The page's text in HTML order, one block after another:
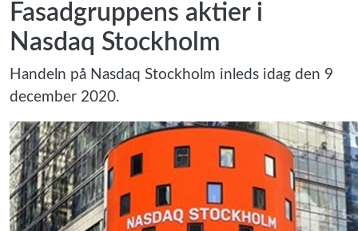
Fasadgruppens aktier i
Nasdaq Stockholm
Handeln på Nasdaq Stockholm inleds idag den 9
december 2020.